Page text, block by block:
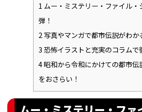
1 ムー・ミステリー・ファイル・
弾！
2写真やマンガで都市伝説がわか
3恐怖イラストと充実のコラムで
4昭和から令和にかけての都市伝
をおさらい！